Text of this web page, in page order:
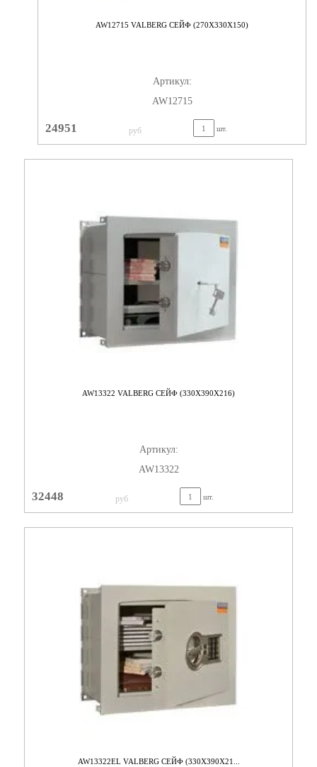
AW12715 VALBERG СЕЙФ (270X330X150)
Артикул:
AW12715
24951 руб шт.
AW13322 VALBERG СЕЙФ (330X390X216)
Артикул:
AW13322
32448 руб шт.
AW13322EL VALBERG СЕЙФ (330X390X21...